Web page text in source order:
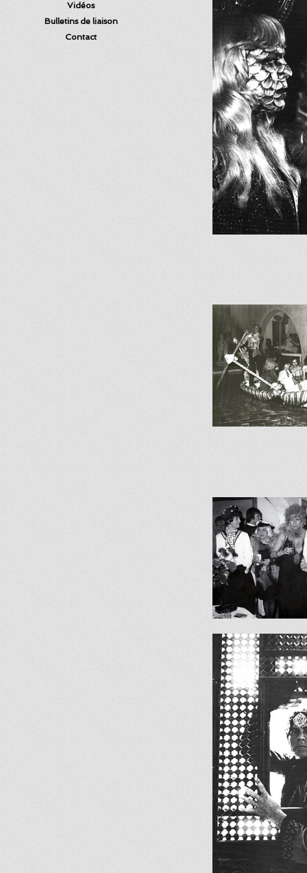
Vidéos
Bulletins de liaison
Contact